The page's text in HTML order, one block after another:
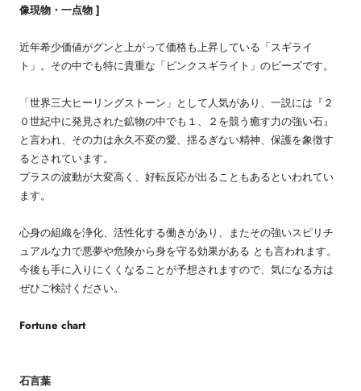
像現物・一点物 ]
近年希少価値がグンと上がって価格も上昇している「スギライ
ト」。その中でも特に貴重な「ピンクスギライト」のビーズです。
「世界三大ヒーリングストーン」として人気があり、一説には『２
０世紀中に発見された鉱物の中でも１、２を競う癒す力の強い石』
と言われ、その力は永久不変の愛、揺るぎない精神、保護を象徴す
るとされています。
プラスの波動が大変高く、好転反応が出ることもあるといわれてい
ます。
心身の組織を浄化、活性化する働きがあり、またその強いスピリチ
ュアルな力で悪夢や危険から身を守る効果がある とも言われます。
今後も手に入りにくくなることが予想されますので、気になる方は
ぜひご検討ください。
Fortune chart
石言葉